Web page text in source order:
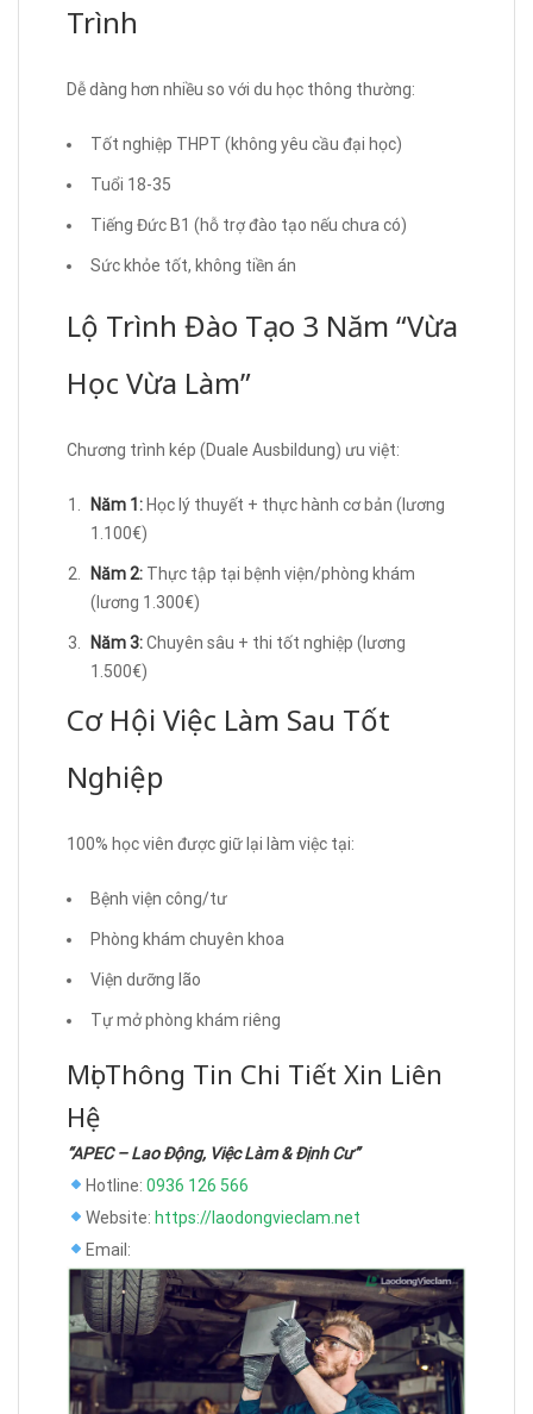
Trình
Dễ dàng hơn nhiều so với du học thông thường:
Tốt nghiệp THPT (không yêu cầu đại học)
Tuổi 18-35
Tiếng Đức B1 (hỗ trợ đào tạo nếu chưa có)
Sức khỏe tốt, không tiền án
Lộ Trình Đào Tạo 3 Năm “Vừa
Học Vừa Làm”
Chương trình kép (Duale Ausbildung) ưu việt:
Năm 1: Học lý thuyết + thực hành cơ bản (lương
1.100€)
Năm 2: Thực tập tại bệnh viện/phòng khám
(lương 1.300€)
Năm 3:Chuyên sâu + thi tốt nghiệp (lương
1.500€)
Cơ Hội Việc Làm Sau Tốt
Nghiệp
100% học viên được giữ lại làm việc tại:
Bệnh viện công/tư
Phòng khám chuyên khoa
Viện dưỡng lão
Tự mở phòng khám riêng
Mọi Thông Tin Chi Tiết Xin Liên
Hệ
“APEC – Lao Động, Việc Làm & Định Cư”
Hotline: 0936 126 566
Website: https://laodongvieclam.net
Email: